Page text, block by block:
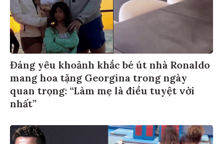
Đáng yêu khoảnh khắc bé út nhà Ronaldo
mang hoa tặng Georgina trong ngày
quan trọng: “Làm mẹ là điều tuyệt vời
nhất”